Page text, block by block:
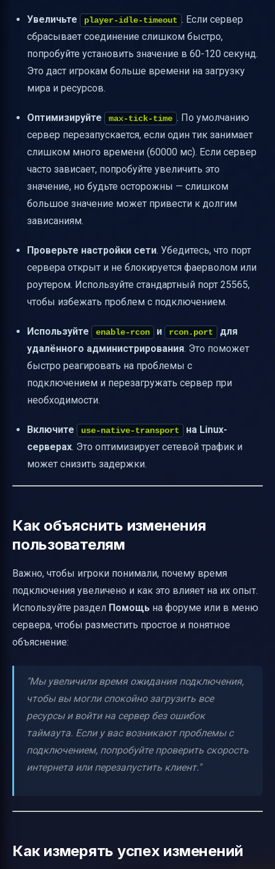
Увеличьте player-idle-timeout . Если сервер
сбрасывает соединение слишком быстро,
попробуйте установить значение в 60-120 секунд.
Это даст игрокам больше времени на загрузку
мира и ресурсов.
Оптимизируйте max-tick-time . По умолчанию
сервер перезапускается, если один тик занимает
слишком много времени (60000 мс). Если сервер
часто зависает, попробуйте увеличить это
значение, но будьте осторожны — слишком
большое значение может привести к долгим
зависаниям.
Проверьте настройки сети. Убедитесь, что порт
сервера открыт и не блокируется фаерволом или
роутером. Используйте стандартный порт 25565,
чтобы избежать проблем с подключением.
Используйте enable-rcon и rcon.port
для
удалённого администрирования. Это поможет
быстро реагировать на проблемы с
подключением и перезагружать сервер при
необходимости.
Включите use-native-transport
на Linux-
серверах. Это оптимизирует сетевой трафик и
может снизить задержки.
Как объяснить изменения
пользователям
Важно, чтобы игроки понимали, почему время
подключения увеличено и как это влияет на их опыт.
Используйте раздел Помощь на форуме или в меню
сервера, чтобы разместить простое и понятное
объяснение:
"Мы увеличили время ожидания подключения,
чтобы вы могли спокойно загрузить все
ресурсы и войти на сервер без ошибок
таймаута. Если у вас возникают проблемы с
подключением, попробуйте проверить скорость
интернета или перезапустить клиент."
Как измерять успех изменений